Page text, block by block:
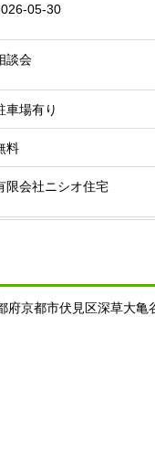
05-30
談会
車場有り
料
限会社ニシオ住宅
京都市伏見区深草大亀